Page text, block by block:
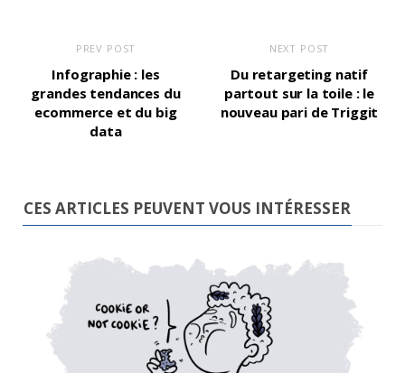
PREV POST
Infographie : les
grandes tendances du
ecommerce et du big
data
NEXT POST
Du retargeting natif
partout sur la toile : le
nouveau pari de Triggit
CES ARTICLES PEUVENT VOUS INTÉRESSER